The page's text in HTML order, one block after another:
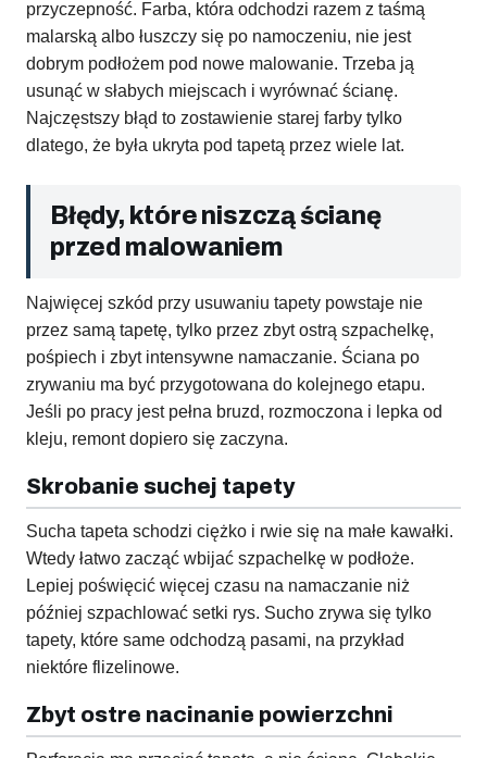
przyczepność. Farba, która odchodzi razem z taśmą
malarską albo łuszczy się po namoczeniu, nie jest
dobrym podłożem pod nowe malowanie. Trzeba ją
usunąć w słabych miejscach i wyrównać ścianę.
Najczęstszy błąd to zostawienie starej farby tylko
dlatego, że była ukryta pod tapetą przez wiele lat.
Błędy, które niszczą ścianę
przed malowaniem
Najwięcej szkód przy usuwaniu tapety powstaje nie
przez samą tapetę, tylko przez zbyt ostrą szpachelkę,
pośpiech i zbyt intensywne namaczanie. Ściana po
zrywaniu ma być przygotowana do kolejnego etapu.
Jeśli po pracy jest pełna bruzd, rozmoczona i lepka od
kleju, remont dopiero się zaczyna.
Skrobanie suchej tapety
Sucha tapeta schodzi ciężko i rwie się na małe kawałki.
Wtedy łatwo zacząć wbijać szpachelkę w podłoże.
Lepiej poświęcić więcej czasu na namaczanie niż
później szpachlować setki rys. Sucho zrywa się tylko
tapety, które same odchodzą pasami, na przykład
niektóre flizelinowe.
Zbyt ostre nacinanie powierzchni